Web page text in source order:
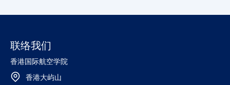
联络我们
香港国际航空学院
香港大屿山